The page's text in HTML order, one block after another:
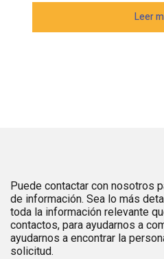
Leer
Puede contactar con nosotros
de información. Sea lo más
toda la información relevante
contactos, para ayudarnos a
ayudarnos a encontrar la
solicitud.